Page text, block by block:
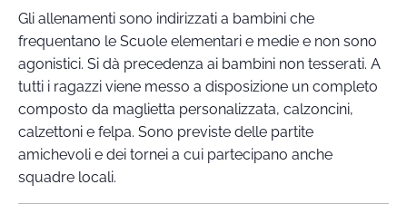
Gli allenamenti sono indirizzati a bambini che
frequentano le Scuole elementari e medie e non sono
agonistici. Si dà precedenza ai bambini non tesserati. A
tutti i ragazzi viene messo a disposizione un completo
composto da maglietta personalizzata, calzoncini,
calzettoni e felpa. Sono previste delle partite
amichevoli e dei tornei a cui partecipano anche
squadre locali.